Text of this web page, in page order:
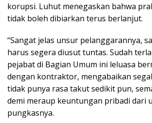
korupsi. Luhut menegaskan bahwa
tidak boleh dibiarkan terus berlanjut.
“Sangat jelas unsur pelanggarannya,
harus segera diusut tuntas. Sudah
pejabat di Bagian Umum ini leluasa
dengan kontraktor, mengabaikan
tidak punya rasa takut sedikit pun,
demi meraup keuntungan pribadi dari
pungkasnya.